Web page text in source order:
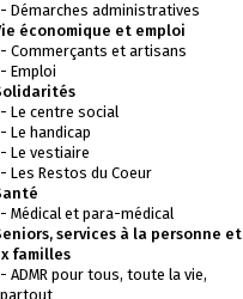
- Démarches administratives
économique et emploi
- Commerçants et artisans
- Emploi
- Le centre social
- Le handicap
- Le vestiaire
- Les Restos du Coeur
- Médical et para-médical
services à la personne et
familles
- ADMR pour tous, toute la vie,
partout